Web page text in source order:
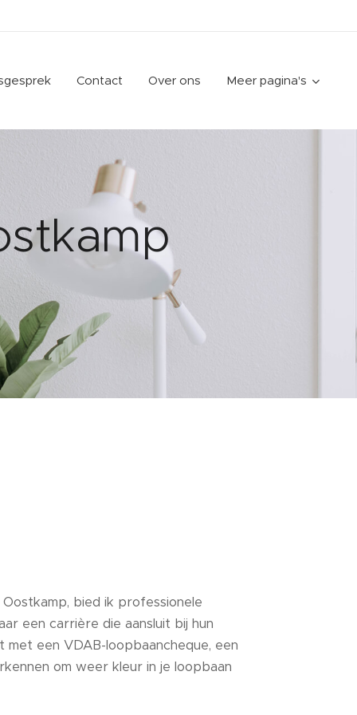
Contact Over ons Meer pagina's
bied ik professionele
een carrière die aansluit bij hun
een VDAB-loopbaancheque, een
om weer kleur in je loopbaan